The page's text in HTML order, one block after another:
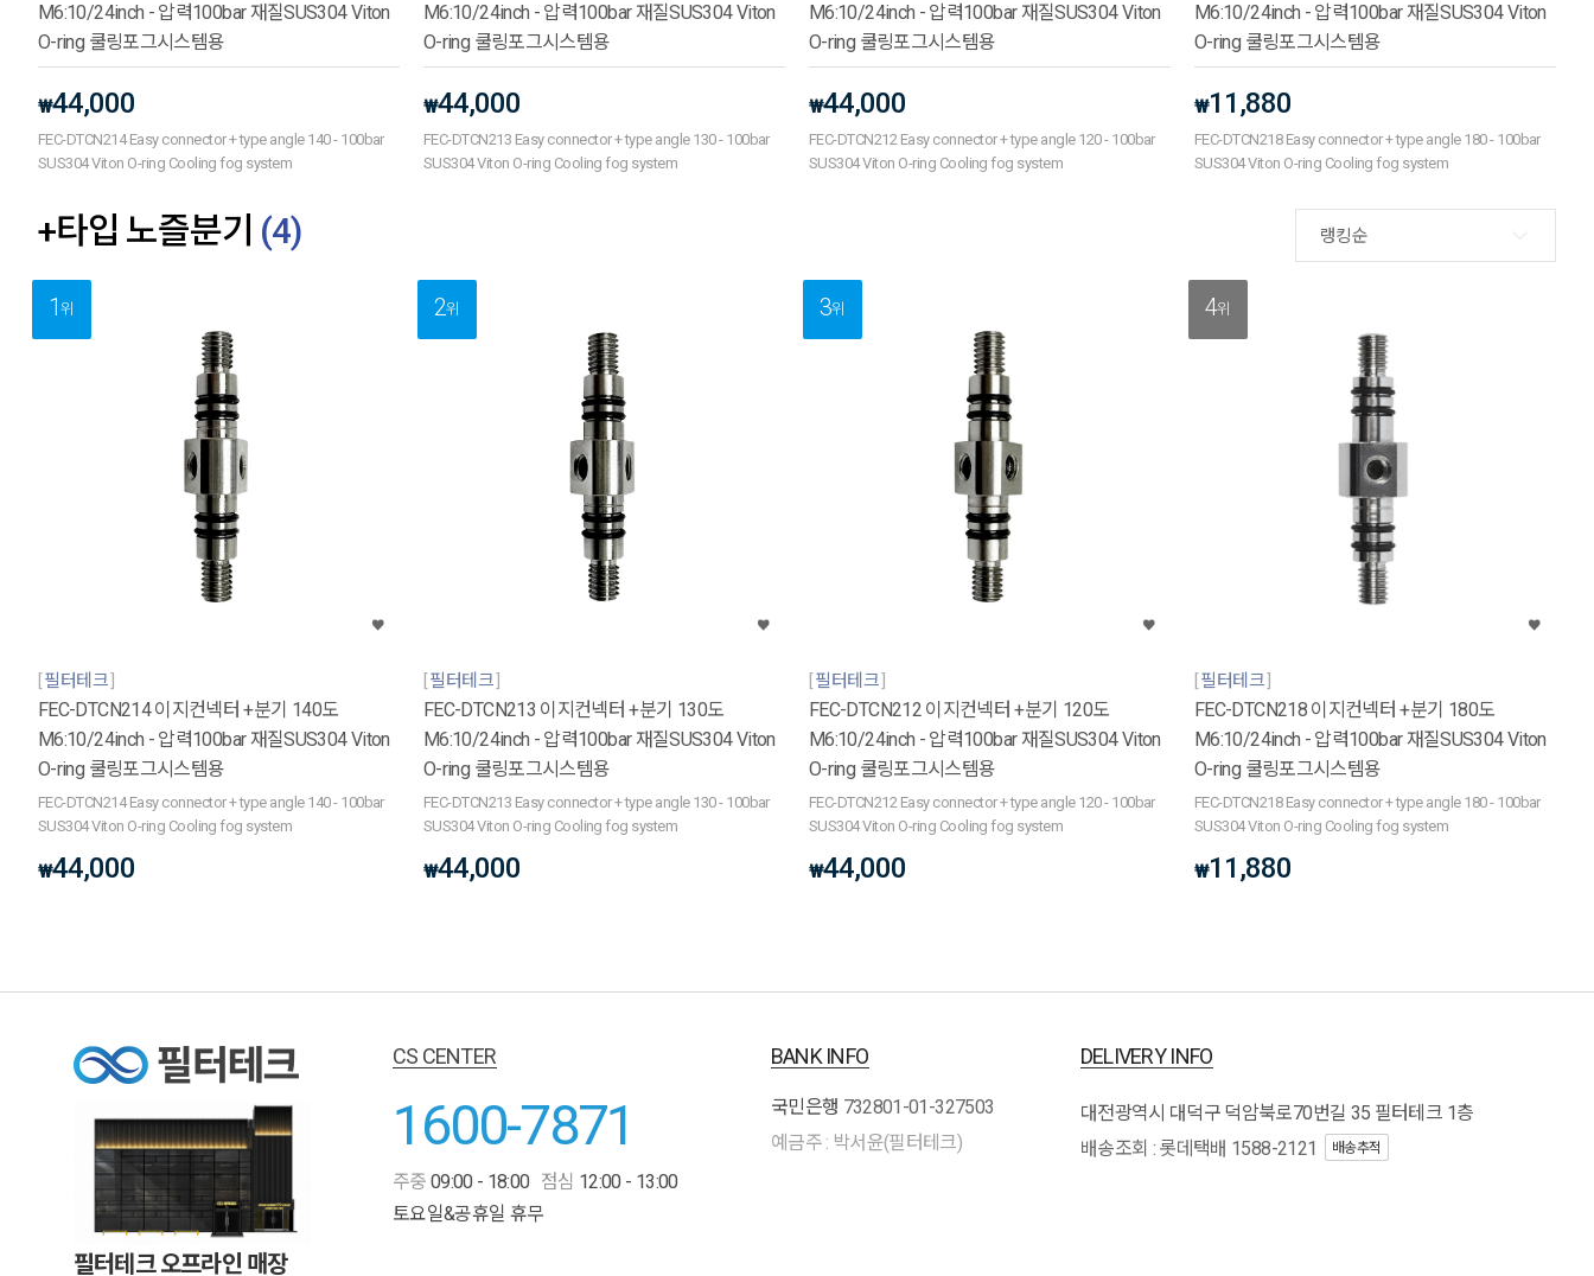
M6:10/24inch - 압력100bar 재질SUS304 Viton
O-ring 쿨링포그시스템용
₩44,000
FEC-DTCN214 Easy connector + type angle 140 - 100bar
SUS304 Viton O-ring Cooling fog system
M6:10/24inch - 압력100bar 재질SUS304 Viton
O-ring 쿨링포그시스템용
₩44,000
FEC-DTCN213 Easy connector + type angle 130 - 100bar
SUS304 Viton O-ring Cooling fog system
M6:10/24inch - 압력100bar 재질SUS304 Viton
O-ring 쿨링포그시스템용
₩44,000
FEC-DTCN212 Easy connector + type angle 120 - 100bar
SUS304 Viton O-ring Cooling fog system
M6:10/24inch - 압력100bar 재질SUS304 Viton
O-ring 쿨링포그시스템용
₩11,880
FEC-DTCN218 Easy connector + type angle 180 - 100bar
SUS304 Viton O-ring Cooling fog system
+타입 노즐분기 (4) 랭킹순
1위
필터테크
FEC-DTCN214 이지컨넥터 +분기 140도
M6:10/24inch - 압력100bar 재질SUS304 Viton
O-ring 쿨링포그시스템용
FEC-DTCN214 Easy connector + type angle 140 - 100bar
SUS304 Viton O-ring Cooling fog system
₩44,000
2위
필터테크
FEC-DTCN213 이지컨넥터 +분기 130도
M6:10/24inch - 압력100bar 재질SUS304 Viton
O-ring 쿨링포그시스템용
FEC-DTCN213 Easy connector + type angle 130 - 100bar
SUS304 Viton O-ring Cooling fog system
₩44,000
3위
필터테크
FEC-DTCN212 이지컨넥터 +분기 120도
M6:10/24inch - 압력100bar 재질SUS304 Viton
O-ring 쿨링포그시스템용
FEC-DTCN212 Easy connector + type angle 120 - 100bar
SUS304 Viton O-ring Cooling fog system
₩44,000
4위
필터테크
FEC-DTCN218 이지컨넥터 +분기 180도
M6:10/24inch - 압력100bar 재질SUS304 Viton
O-ring 쿨링포그시스템용
FEC-DTCN218 Easy connector + type angle 180 - 100bar
SUS304 Viton O-ring Cooling fog system
₩11,880
필터테크 오프라인 매장
CS CENTER
1600-7871
주중 09:00 - 18:00 점심 12:00 - 13:00
토요일&공휴일 휴무
BANK INFO
국민은행 732801-01-327503
예금주 : 박서윤(필터테크)
DELIVERY INFO
대전광역시 대덕구 덕암북로70번길 35 필터테크 1층
배송조회 : 롯데택배 1588-2121
배송추적